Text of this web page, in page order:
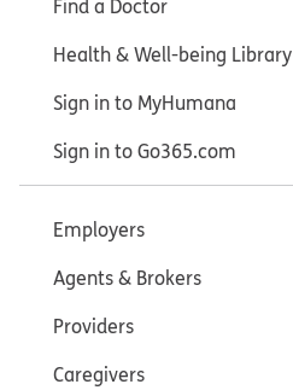
Find a Doctor
Health & Well-being Library
Sign in to MyHumana
Sign in to Go365.com
Employers
Agents & Brokers
Providers
Caregivers